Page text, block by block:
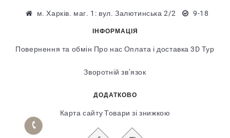
м. Харків. маг. 1: вул. Залютинська 2/2 9-18
ІНФОРМАЦІЯ
Повернення та обмін Про нас Оплата і доставка 3D Тур
Зворотній зв’язок
ДОДАТКОВО
Карта сайту Товари зі знижкою